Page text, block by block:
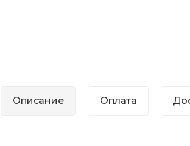
Описание Оплата